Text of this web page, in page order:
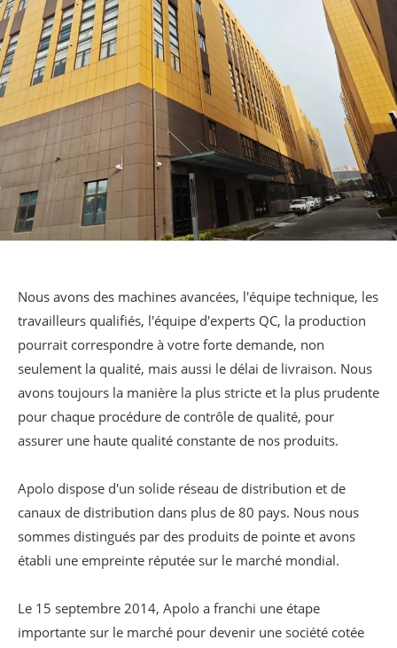
Nous avons des machines avancées, l'équipe technique, les
travailleurs qualifiés, l'équipe d'experts QC, la production
pourrait correspondre à votre forte demande, non
seulement la qualité, mais aussi le délai de livraison. Nous
avons toujours la manière la plus stricte et la plus prudente
pour chaque procédure de contrôle de qualité, pour
assurer une haute qualité constante de nos produits.
Apolo dispose d'un solide réseau de distribution et de
canaux de distribution dans plus de 80 pays. Nous nous
sommes distingués par des produits de pointe et avons
établi une empreinte réputée sur le marché mondial.
Le 15 septembre 2014, Apolo a franchi une étape
importante sur le marché pour devenir une société cotée